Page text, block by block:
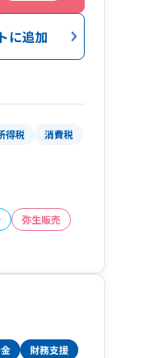
に追加
得税
消費税
弥生販売